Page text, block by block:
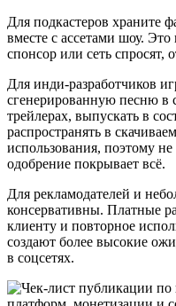
Для подкастеров храните
вместе с ассетами шоу.
спонсор или сеть спросят,
Для инди-разработчиков
сгенерированную песню в
трейлерах, выпускать в
распространять в
использования, поэтому
одобрение покрывает всё.
Для рекламодателей и
консервативны. Платные
клиенту и повторное
создают более высокие
в соцсетях.